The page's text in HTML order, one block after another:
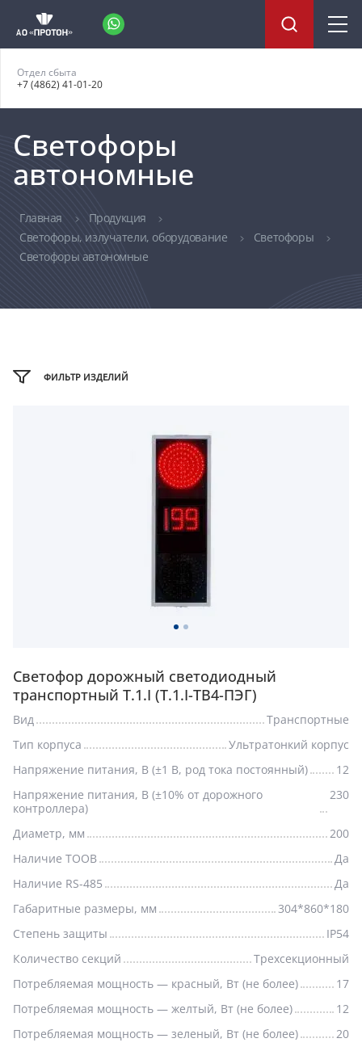
Отдел сбыта
+7 (4862) 41-01-20
Светофоры
автономные
Главная
Продукция
Светофоры, излучатели, оборудование
Светофоры
Светофоры автономные
Светофор дорожный светодиодный
транспортный Т.1.I (Т.1.I-ТВ4-ПЭГ)
Вид
Транспортные
Тип корпуса
Ультратонкий корпус
Напряжение питания, В (±1 В, род тока постоянный)
12
Напряжение питания, В (±10% от дорожного
контроллера)
230
Диаметр, мм
200
Наличие ТООВ
Да
Наличие RS-485
Да
Габаритные размеры, мм
304*860*180
Степень защиты
IP54
Количество секций
Трехсекционный
Потребляемая мощность — красный, Вт (не более)
17
Потребляемая мощность — желтый, Вт (не более)
12
Потребляемая мощность — зеленый, Вт (не более)
20